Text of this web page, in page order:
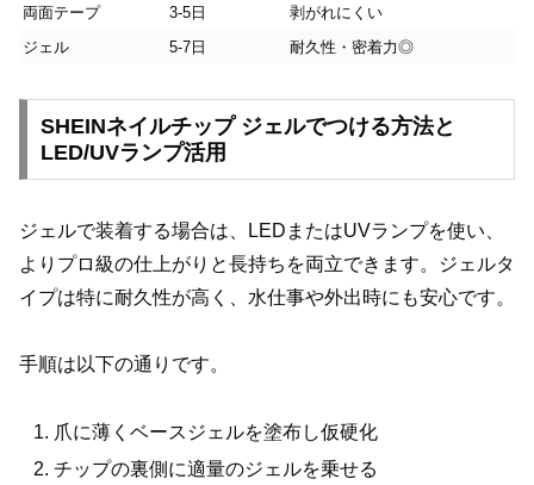
両面テープ 3-5日
剥がれにくい
ジェル
5-7日 耐久性・密着力◎
SHEINネイルチップ ジェルでつける方法と
LED/UVランプ活用
ジェルで装着する場合は、LEDまたはUVランプを使い、
よりプロ級の仕上がりと長持ちを両立できます。ジェルタ
イプは特に耐久性が高く、水仕事や外出時にも安心です。
手順は以下の通りです。
爪に薄くベースジェルを塗布し仮硬化
チップの裏側に適量のジェルを乗せる